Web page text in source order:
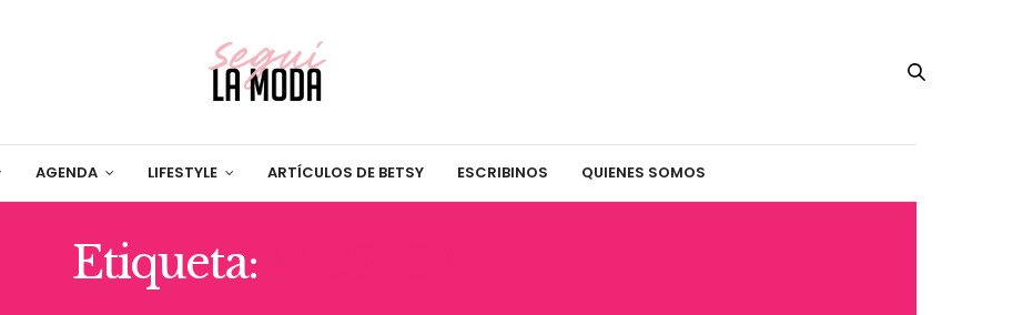
AGENDA LIFESTYLE ARTÍCULOS DE BETSY ESCRIBINOS QUIENES SOMOS
Etiqueta: